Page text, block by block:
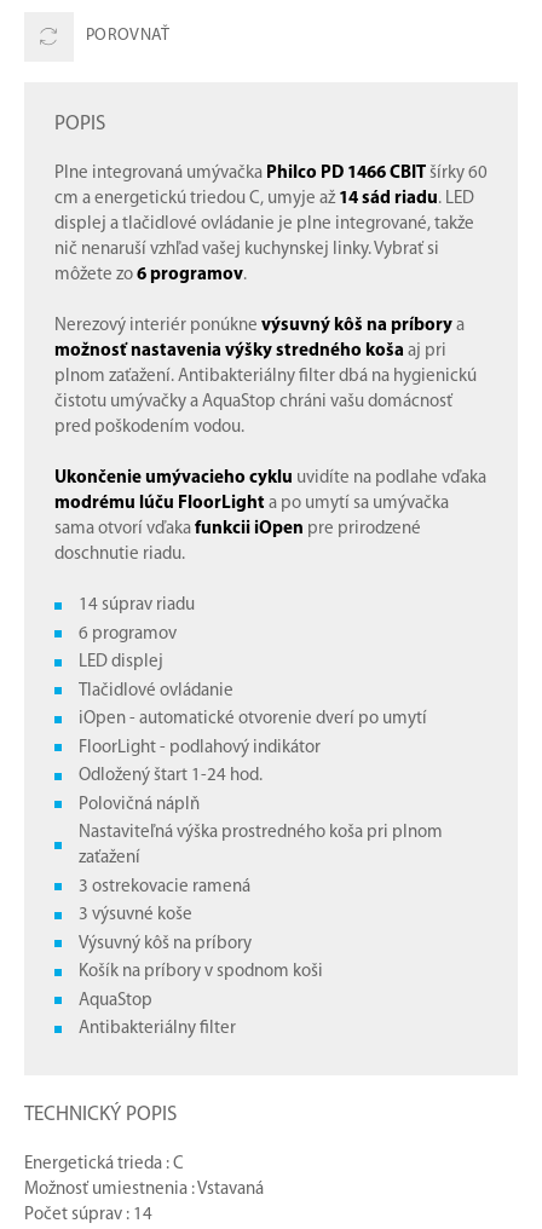
POROVNAŤ
POPIS
Plne integrovaná umývačka Philco PD 1466 CBIT šírky 60
cm a energetickú triedou C, umyje až 14 sád riadu. LED
displej a tlačidlové ovládanie je plne integrované, takže
nič nenaruší vzhľad vašej kuchynskej linky. Vybrať si
môžete zo 6 programov.
Nerezový interiér ponúkne výsuvný kôš na príbory a
možnosť nastavenia výšky stredného koša aj pri
plnom zaťažení. Antibakteriálny filter dbá na hygienickú
čistotu umývačky a AquaStop chráni vašu domácnosť
pred poškodením vodou.
Ukončenie umývacieho cyklu uvidíte na podlahe vďaka
modrému lúču FloorLight a po umytí sa umývačka
sama otvorí vďaka funkcii iOpen pre prirodzené
doschnutie riadu.
14 súprav riadu
6 programov
LED displej
Tlačidlové ovládanie
iOpen - automatické otvorenie dverí po umytí
FloorLight - podlahový indikátor
Odložený štart 1-24 hod.
Polovičná náplň
Nastaviteľná výška prostredného koša pri plnom
zaťažení
3 ostrekovacie ramená
3 výsuvné koše
Výsuvný kôš na príbory
Košík na príbory v spodnom koši
AquaStop
Antibakteriálny filter
TECHNICKÝ POPIS
Energetická trieda : C
Možnosť umiestnenia : Vstavaná
Počet súprav : 14